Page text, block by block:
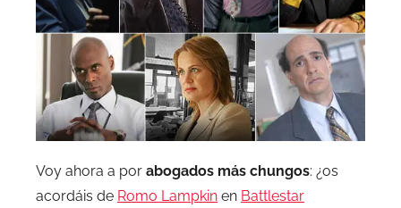
Voy ahora a por abogados más chungos: ¿os
acordáis de Romo Lampkin en Battlestar